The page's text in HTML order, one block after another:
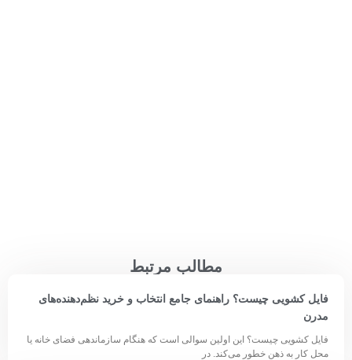
مطالب مرتبط
فایل کشویی چیست؟ راهنمای جامع انتخاب و خرید نظم‌دهنده‌های
مدرن
فایل کشویی چیست؟ این اولین سوالی است که هنگام سازماندهی فضای خانه یا
محل کار به ذهن خطور می‌کند. در